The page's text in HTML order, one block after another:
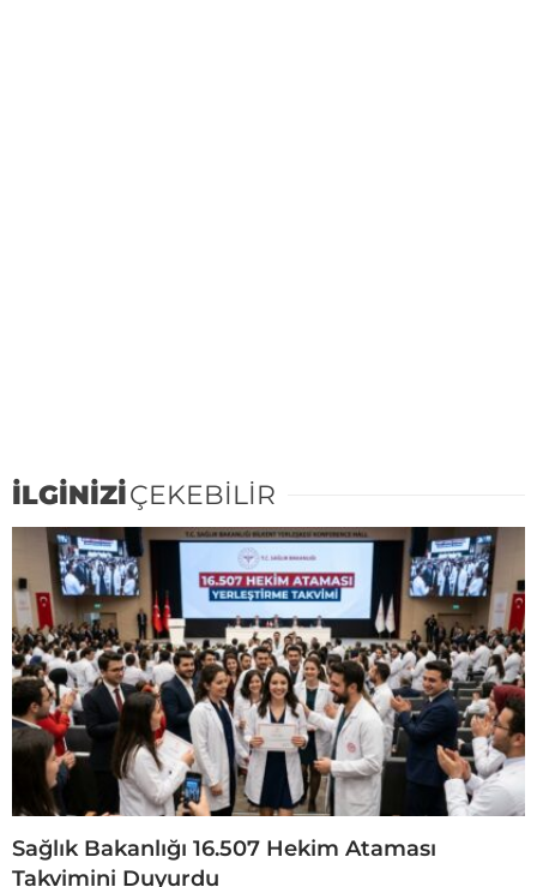
İLGİNİZİÇEKEBİLİR
Sağlık Bakanlığı 16.507 Hekim Ataması
Takvimini Duyurdu